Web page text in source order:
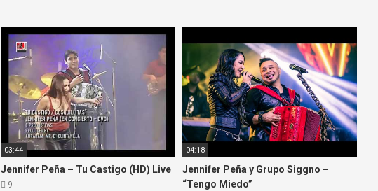
03:44
Jennifer Peña – Tu Castigo (HD) Live
9
04:18
Jennifer Peña y Grupo Siggno –
“Tengo Miedo”